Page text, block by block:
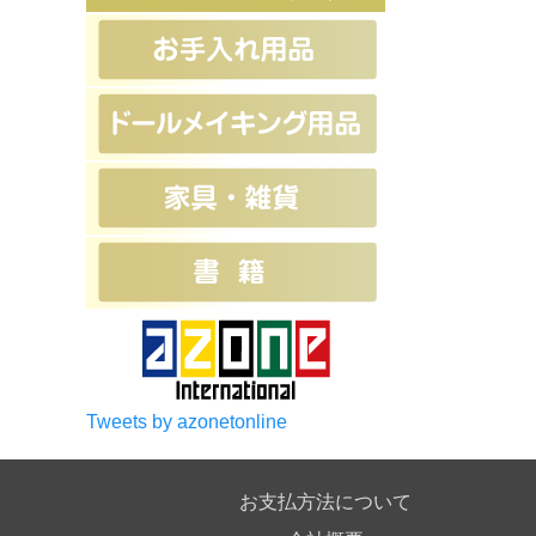
Tweets by azonetonline
お支払方法について